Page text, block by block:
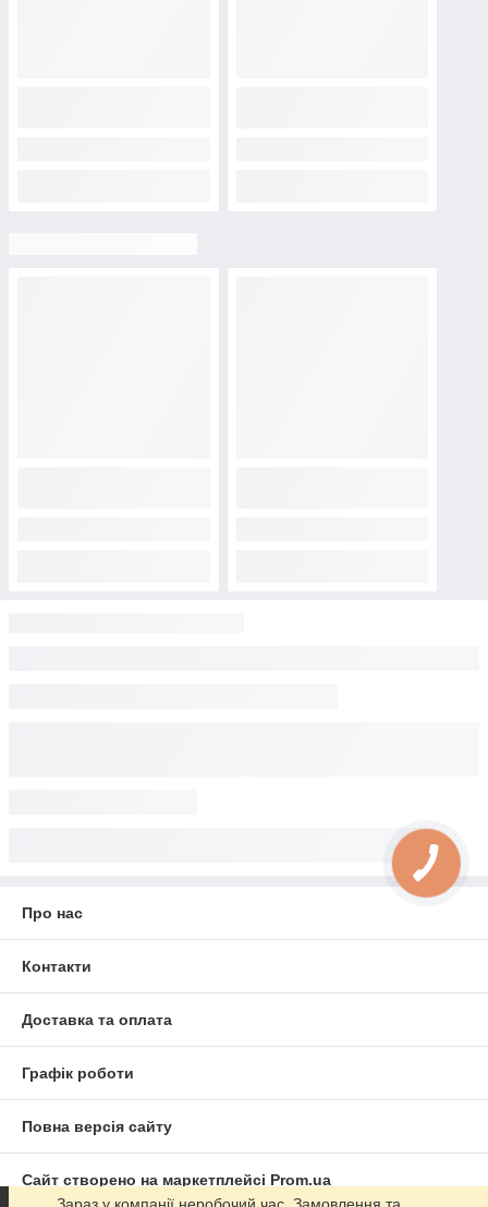
Про нас
Контакти
Доставка та оплата
Графік роботи
Повна версія сайту
Сайт створено на маркетплейсі Prom.ua